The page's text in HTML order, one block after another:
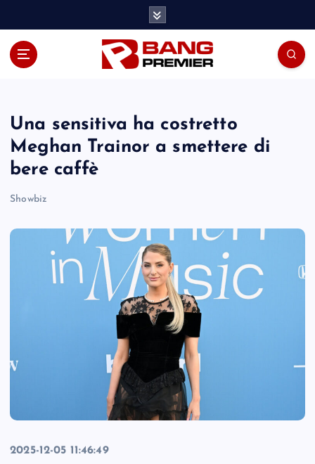
Una sensitiva ha costretto
Meghan Trainor a smettere di
bere caffè
Showbiz
2025-12-05 11:46:49